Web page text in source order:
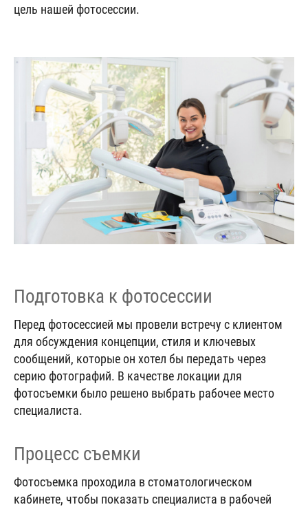
цель нашей фотосессии.
Подготовка к фотосессии
Перед фотосессией мы провели встречу с клиентом
для обсуждения концепции, стиля и ключевых
сообщений, которые он хотел бы передать через
серию фотографий. В качестве локации для
фотосъемки было решено выбрать рабочее место
специалиста.
Процесс съемки
Фотосъемка проходила в стоматологическом
кабинете, чтобы показать специалиста в рабочей